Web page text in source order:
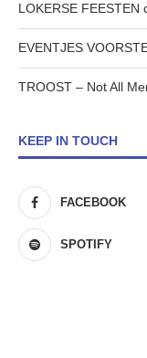
LOKERSE FEESTEN
EVENTJES
TROOST – Not All
KEEP IN TOUCH
FACEBOOK
SPOTIFY